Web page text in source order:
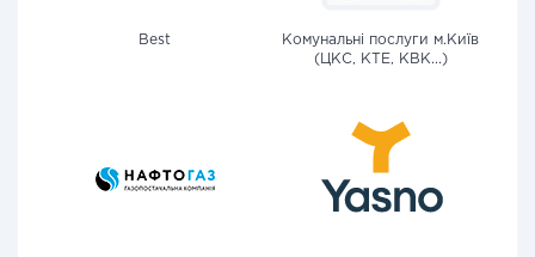
Best
Комунальні послуги м.Київ
(ЦКС, КТЕ, КВК...)